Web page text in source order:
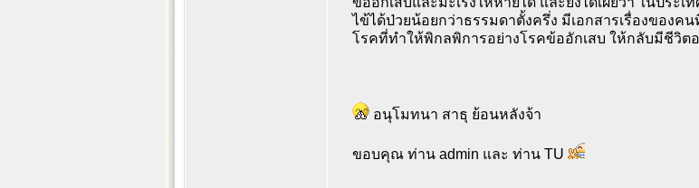
ไข้ได้ป่วยน้อยกว่าธรรมดาตั้งครึ่ง มีเอกสารเรื่องของค
โรคที่ทำให้พิกลพิการอย่างโรคข้ออักเสบ ให้กลับมีชีวิต
อนุโมทนา สาธุ ย้อนหลังจ้า
ขอบคุณ ท่าน admin และ ท่าน TU